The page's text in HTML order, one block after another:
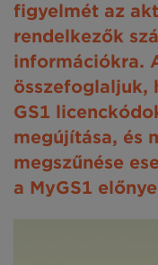
figyelmét az
rendelkezők
információkra.
összefoglaljuk,
GS1
megújítása, és
megszűnése
a MyGS1